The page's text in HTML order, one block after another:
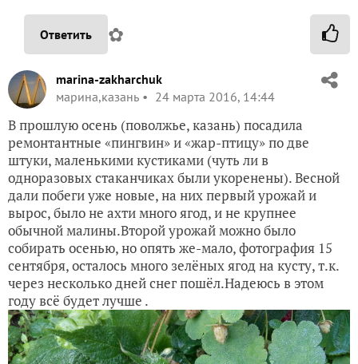
Ответить ✿
marina-zakharchuk
марина,казань
24 марта 2016, 14:44
В прошлую осень (поволжье, казань) посадила
ремонтантные «пингвин» и «жар-птицу» по две
штуки, маленькими кустиками (чуть ли в
одноразовых стаканчиках были укоренены). Весной
дали побеги уже новые, на них первый урожай и
вырос, было не ахти много ягод, и не крупнее
обычной малины.Второй урожай можно было
собирать осенью, но опять же-мало, фотография 15
сентября, осталось много зелёных ягод на кусту, т.к.
через несколько дней снег пошёл.Надеюсь в этом
году всё будет лучше .